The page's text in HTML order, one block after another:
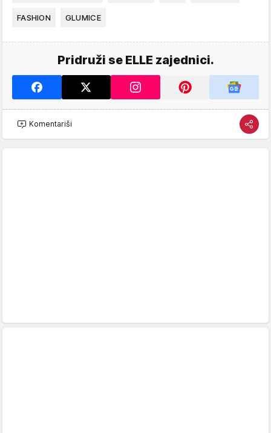
FASHION GLUMICE
Pridruži se ELLE zajednici.
Komentariši